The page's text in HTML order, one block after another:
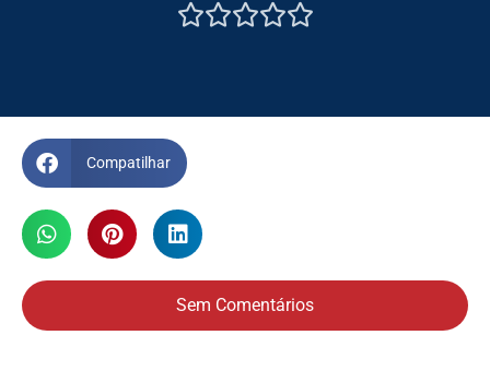

Compatilhar
Sem Comentários